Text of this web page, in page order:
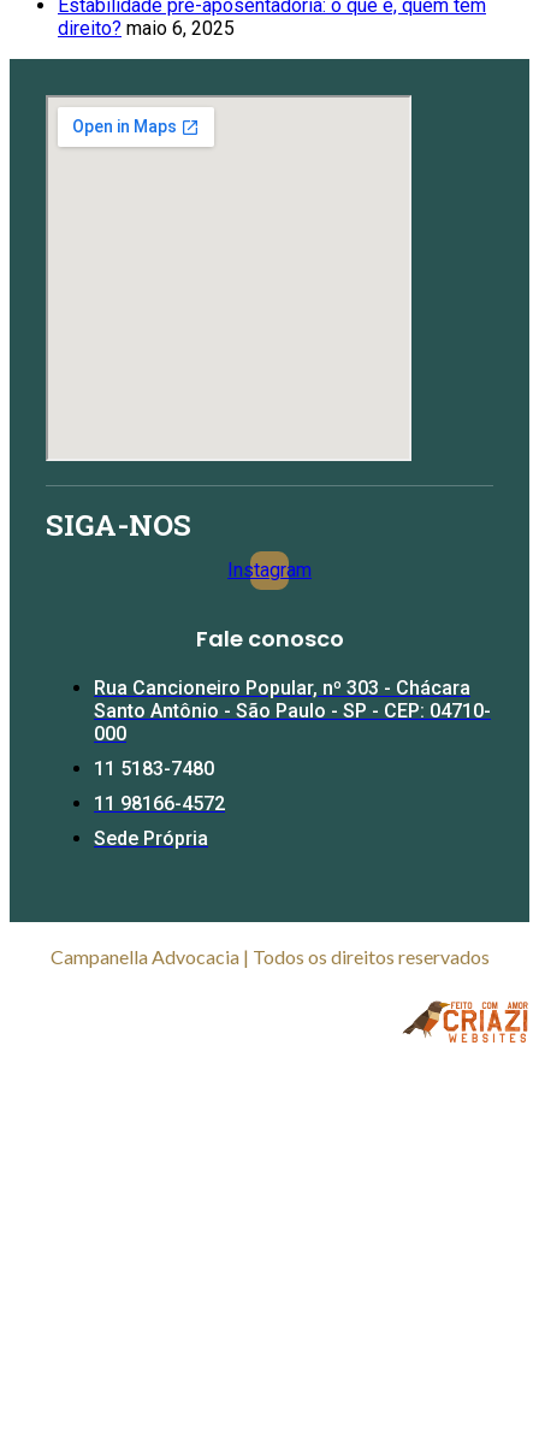
Estabilidade pré-aposentadoria: o que é, quem tem
direito? maio 6, 2025
SIGA-NOS
Instagram
Fale conosco​
Rua Cancioneiro Popular, nº 303 - Chácara
Santo Antônio - São Paulo - SP - CEP: 04710-
000
11 5183-7480
11 98166-4572
Sede Própria
Campanella Advocacia | Todos os direitos reservados